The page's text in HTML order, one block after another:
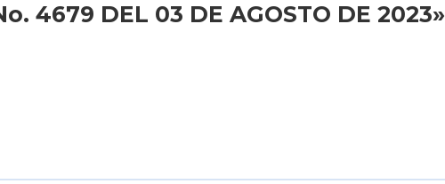
4679 DEL 03 DE AGOSTO DE 2023»